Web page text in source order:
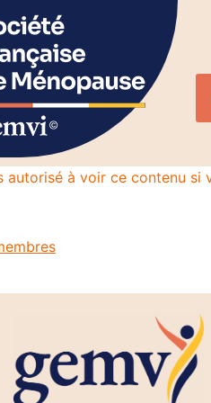
autorisé à voir ce contenu si